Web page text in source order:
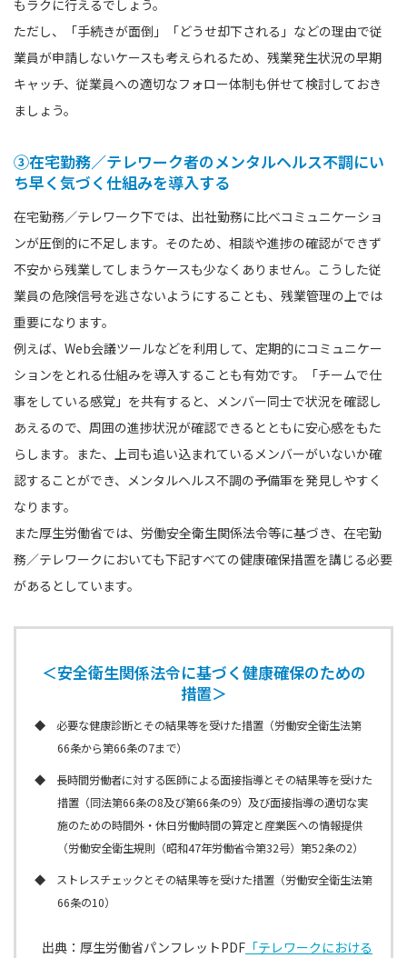
もラクに行えるでしょう。
ただし、「手続きが面倒」「どうせ却下される」などの理由で従
業員が申請しないケースも考えられるため、残業発生状況の早期
キャッチ、従業員への適切なフォロー体制も併せて検討しておき
ましょう。
③在宅勤務／テレワーク者のメンタルヘルス不調にい
ち早く気づく仕組みを導入する
在宅勤務／テレワーク下では、出社勤務に比べコミュニケーショ
ンが圧倒的に不足します。そのため、相談や進捗の確認ができず
不安から残業してしまうケースも少なくありません。こうした従
業員の危険信号を逃さないようにすることも、残業管理の上では
重要になります。
例えば、Web会議ツールなどを利用して、定期的にコミュニケー
ションをとれる仕組みを導入することも有効です。「チームで仕
事をしている感覚」を共有すると、メンバー同士で状況を確認し
あえるので、周囲の進捗状況が確認できるとともに安心感をもた
らします。また、上司も追い込まれているメンバーがいないか確
認することができ、メンタルヘルス不調の予備軍を発見しやすく
なります。
また厚生労働省では、労働安全衛生関係法令等に基づき、在宅勤
務／テレワークにおいても下記すべての健康確保措置を講じる必要
があるとしています。
＜安全衛生関係法令に基づく健康確保のための
措置＞
◆ 必要な健康診断とその結果等を受けた措置（労働安全衛生法第
66条から第66条の7まで）
◆ 長時間労働者に対する医師による面接指導とその結果等を受けた
措置（同法第66条の8及び第66条の9）及び面接指導の適切な実
施のための時間外・休日労働時間の算定と産業医への情報提供
（労働安全衛生規則（昭和47年労働省令第32号）第52条の2）
◆ ストレスチェックとその結果等を受けた措置（労働安全衛生法第
66条の10）
出典：厚生労働省パンフレットPDF 「テレワークにおける